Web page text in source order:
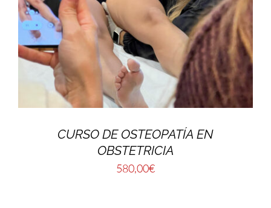
CURSO DE OSTEOPATÍA EN
OBSTETRICIA
580,00€